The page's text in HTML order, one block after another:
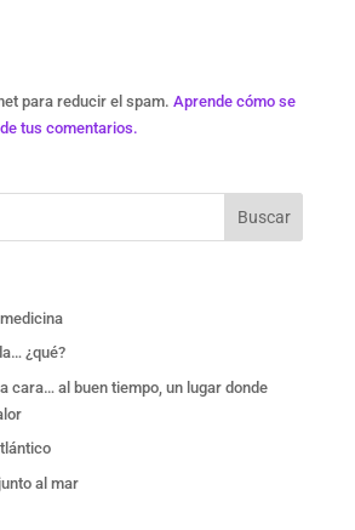
para reducir el spam. Aprende cómo se
tus comentarios.
¿qué?
cara… al buen tiempo, un lugar donde
al mar